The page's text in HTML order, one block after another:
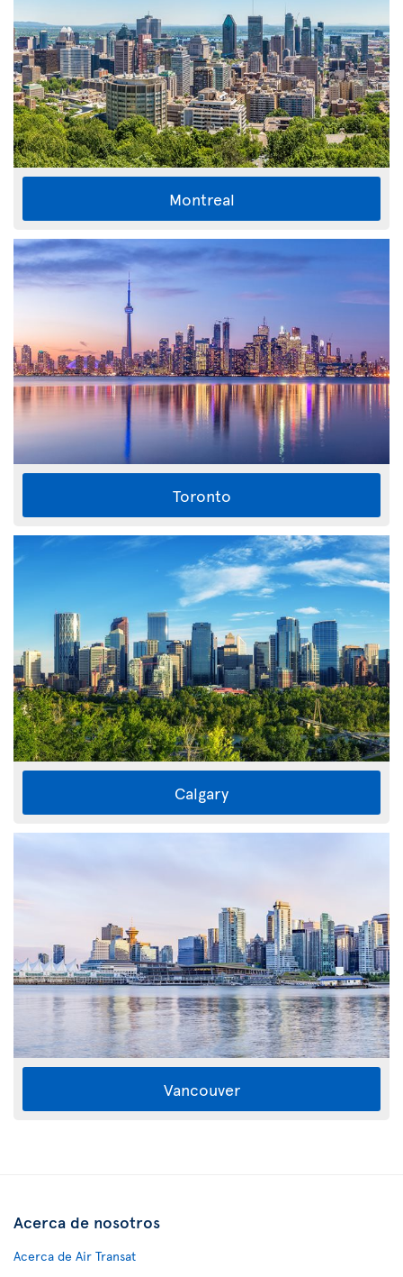
Montreal
Toronto
Calgary
Vancouver
Acerca de nosotros
Acerca de Air Transat